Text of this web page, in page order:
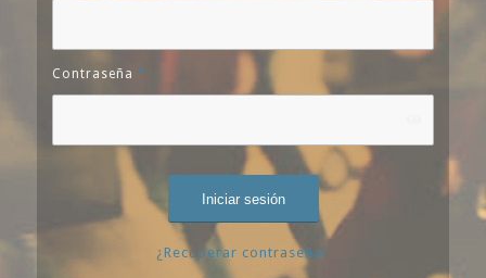
Contraseña *
¿Recuperar contraseña?